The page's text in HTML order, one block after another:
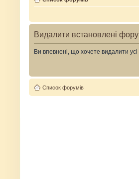
Видалити встановлені
Ви впевнені, що хочете видалити
Список форумів